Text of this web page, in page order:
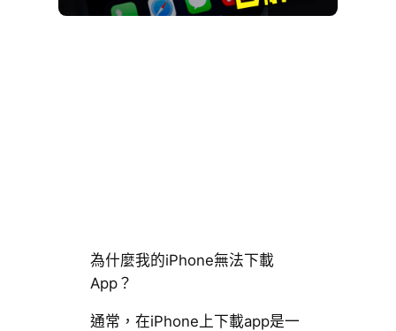
為什麼我的iPhone無法下載
App？
通常，在iPhone上下載app是一